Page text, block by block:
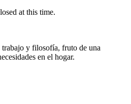
at this time.
y filosofía, fruto de una
en el hogar.